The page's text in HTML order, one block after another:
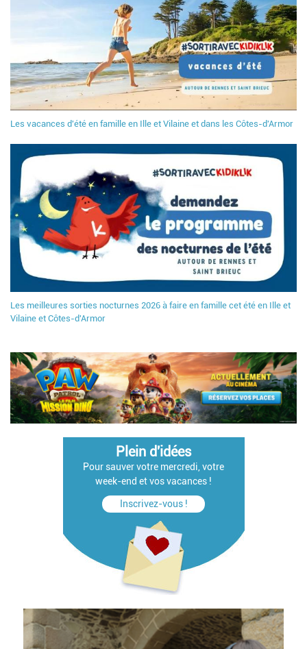
Les vacances d'été en famille en Ille et Vilaine et dans les Côtes-d'Armor
Les meilleures sorties nocturnes 2026 à faire en famille cet été en Ille et
Vilaine et Côtes-d'Armor
Plein d'idées
Pour sauver votre mercredi, votre
week-end et vos vacances !
Inscrivez-vous !